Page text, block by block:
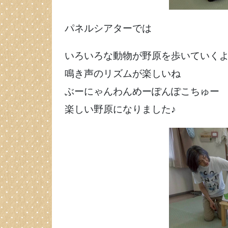
パネルシアターでは
いろいろな動物が野原を歩いていく
鳴き声のリズムが楽しいね
ぶーにゃんわんめーぽんぽこちゅー
楽しい野原になりました♪